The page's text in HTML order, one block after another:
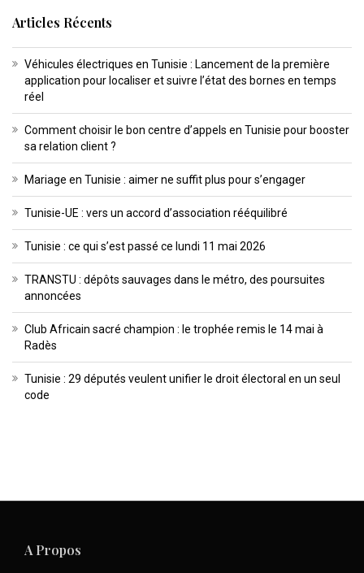
Articles Récents
Véhicules électriques en Tunisie : Lancement de la première
application pour localiser et suivre l’état des bornes en temps
réel
Comment choisir le bon centre d’appels en Tunisie pour booster
sa relation client ?
Mariage en Tunisie : aimer ne suffit plus pour s’engager
Tunisie-UE : vers un accord d’association rééquilibré
Tunisie : ce qui s’est passé ce lundi 11 mai 2026
TRANSTU : dépôts sauvages dans le métro, des poursuites
annoncées
Club Africain sacré champion : le trophée remis le 14 mai à
Radès
Tunisie : 29 députés veulent unifier le droit électoral en un seul
code
A Propos